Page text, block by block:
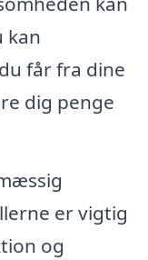
kan
får fra dine
dig penge
er vigtig
og